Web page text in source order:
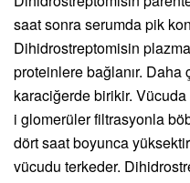
saat sonra serumda pik
Dihidrostreptomisin
proteinlere bağlanır. Daha
karaciğerde birikir.
i glomerüler filtrasyonla
dört saat boyunca
vücudu terkeder.